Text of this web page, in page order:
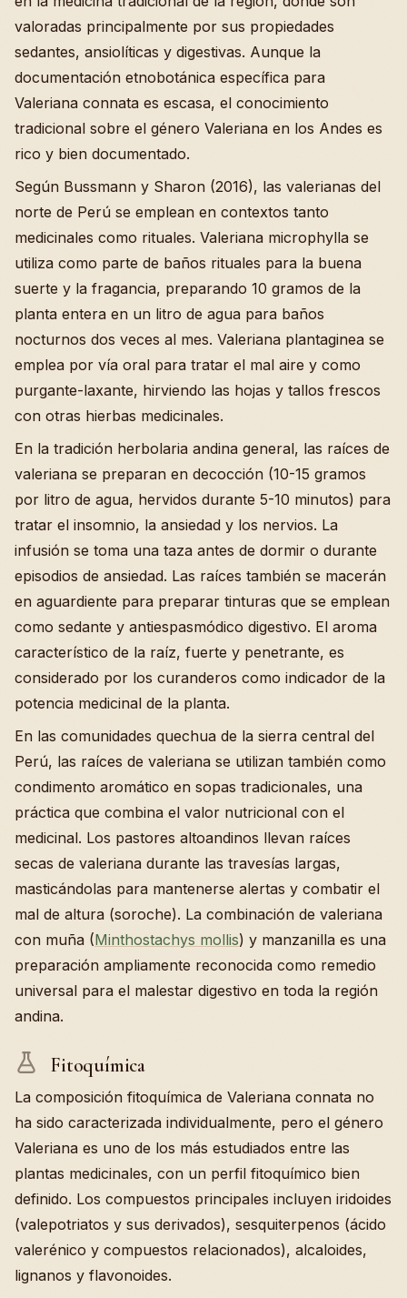
valoradas principalmente por sus propiedades
sedantes, ansiolíticas y digestivas. Aunque la
documentación etnobotánica específica para
Valeriana connata es escasa, el conocimiento
tradicional sobre el género Valeriana en los Andes es
rico y bien documentado.
Según Bussmann y Sharon (2016), las valerianas del
norte de Perú se emplean en contextos tanto
medicinales como rituales. Valeriana microphylla se
utiliza como parte de baños rituales para la buena
suerte y la fragancia, preparando 10 gramos de la
planta entera en un litro de agua para baños
nocturnos dos veces al mes. Valeriana plantaginea se
emplea por vía oral para tratar el mal aire y como
purgante-laxante, hirviendo las hojas y tallos frescos
con otras hierbas medicinales.
En la tradición herbolaria andina general, las raíces de
valeriana se preparan en decocción (10-15 gramos
por litro de agua, hervidos durante 5-10 minutos) para
tratar el insomnio, la ansiedad y los nervios. La
infusión se toma una taza antes de dormir o durante
episodios de ansiedad. Las raíces también se macerán
en aguardiente para preparar tinturas que se emplean
como sedante y antiespasmódico digestivo. El aroma
característico de la raíz, fuerte y penetrante, es
considerado por los curanderos como indicador de la
potencia medicinal de la planta.
En las comunidades quechua de la sierra central del
Perú, las raíces de valeriana se utilizan también como
condimento aromático en sopas tradicionales, una
práctica que combina el valor nutricional con el
medicinal. Los pastores altoandinos llevan raíces
secas de valeriana durante las travesías largas,
masticándolas para mantenerse alertas y combatir el
mal de altura (soroche). La combinación de valeriana
con muña (Minthostachys mollis) y manzanilla es una
preparación ampliamente reconocida como remedio
universal para el malestar digestivo en toda la región
andina.
Fitoquímica
La composición fitoquímica de Valeriana connata no
ha sido caracterizada individualmente, pero el género
Valeriana es uno de los más estudiados entre las
plantas medicinales, con un perfil fitoquímico bien
definido. Los compuestos principales incluyen iridoides
(valepotriatos y sus derivados), sesquiterpenos (ácido
valerénico y compuestos relacionados), alcaloides,
lignanos y flavonoides.